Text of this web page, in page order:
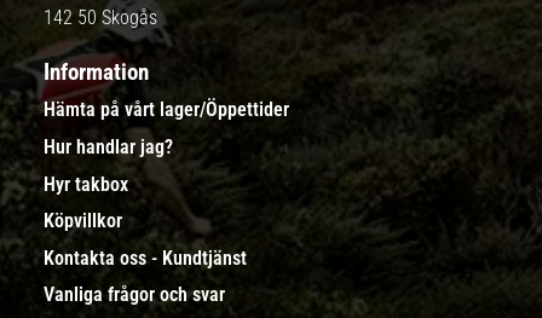
142 50 Skogås
Information
Hämta på vårt lager/Öppettider
Hur handlar jag?
Hyr takbox
Köpvillkor
Kontakta oss - Kundtjänst
Vanliga frågor och svar